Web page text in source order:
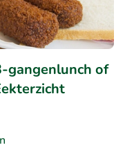
gangenlunch of